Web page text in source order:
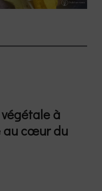
à
au cœur du